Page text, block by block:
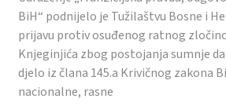
BiH“ podnijelo je Tužilaštvu Bosne i
prijavu protiv osuđenog ratnog
Knjeginjića zbog postojanja sumnje
djelo iz člana 145.a Krivičnog zakona
nacionalne, rasne